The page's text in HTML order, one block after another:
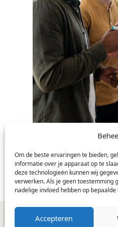
Om de beste ervaringen te bieden,
informatie over je apparaat op te
deze technologieën kunnen wij
verwerken. Als je geen toestemming
nadelige invloed hebben op
Accepteren